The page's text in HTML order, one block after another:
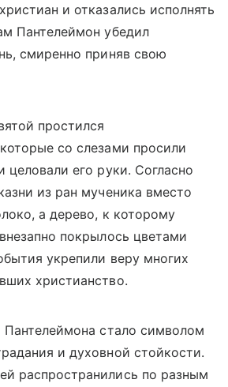
и отказались исполнять
Пантелеймон убедил
смиренно приняв свою
простился
со слезами просили
целовали его руки. Согласно
из ран мученика вместо
а дерево, к которому
покрылось цветами
укрепили веру многих
христианство.
стало символом
и духовной стойкости.
распространились по разным